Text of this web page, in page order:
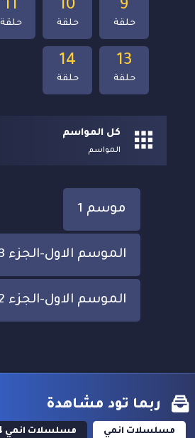
14
حلقة
13
حلقة
11
حلقة
10
حلقة
9
حلقة
كل المواسم
المواسم
موسم 1
الموسم الاول-الجزء 3
الموسم الاول-الجزء 2
ربما تود مشاهدة
مسلسلات انمي مسلسلات انمي 2024